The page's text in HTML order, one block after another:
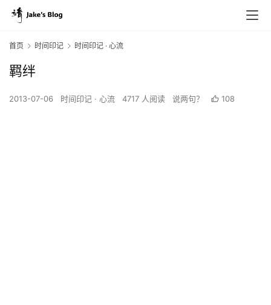
首页 时间印记 时间印记 · 心流
羁绊
2013-07-06 时间印记 · 心流 4717 人阅读 说两句？ 108